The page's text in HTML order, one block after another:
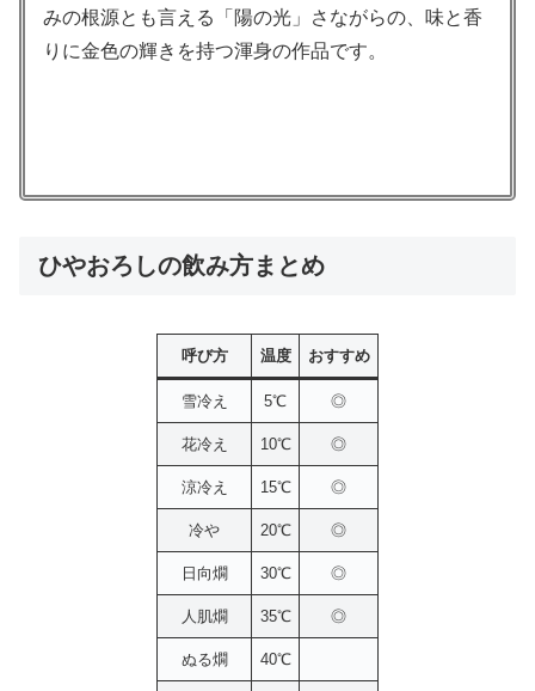
みの根源とも言える「陽の光」さながらの、味と香
りに金色の輝きを持つ渾身の作品です。
ひやおろしの飲み方まとめ
呼び方 温度 おすすめ
雪冷え 5℃ ◎
花冷え 10℃ ◎
涼冷え 15℃ ◎
冷や 20℃ ◎
日向燗 30℃ ◎
人肌燗 35℃ ◎
ぬる燗 40℃